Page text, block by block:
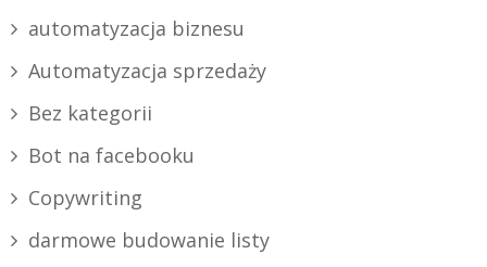
automatyzacja biznesu
Automatyzacja sprzedaży
Bez kategorii
Bot na facebooku
Copywriting
darmowe budowanie listy